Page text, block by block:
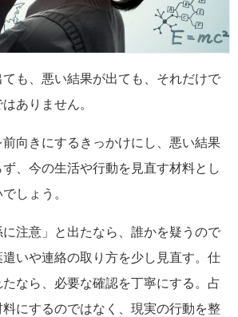
も、悪い結果が出ても、それだけで
ありません。
向きにするきっかけにし、悪い結果
、今の生活や行動を見直す材料とし
しょう。
注意」と出たなら、誰かを疑うので
いや連絡の取り方を少し見直す。仕
なら、必要な確認を丁寧にする。占
にするのではなく、現実の行動を整